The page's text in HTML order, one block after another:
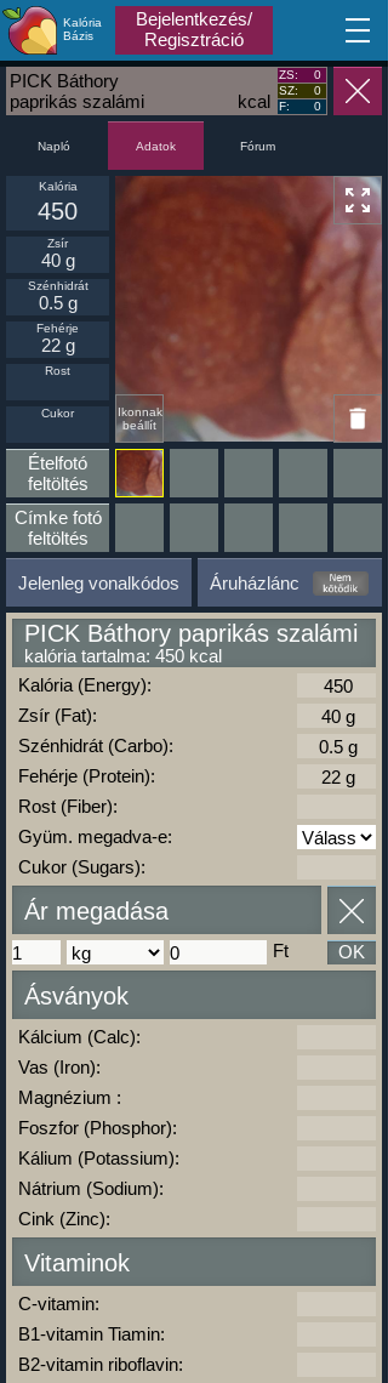
Kalória
Bázis
Bejelentkezés/
Regisztráció
MA
kcal
PICK Báthory
paprikás szalámi
ZS:
0
SZ:
0
F:
0
Napló Adatok Fórum
Ikonnak
beállít
Kalória
450
Zsír
40 g
Szénhidrát
0.5 g
Fehérje
22 g
Rost
Cukor
Ételfotó
feltöltés
Címke fotó
feltöltés
Jelenleg vonalkódos Áruházlánc
PICK Báthory paprikás szalámi
kalória tartalma: 450 kcal
Kalória (Energy):
Zsír (Fat):
Szénhidrát (Carbo):
Fehérje (Protein):
Rost (Fiber):
Gyüm. megadva-e:
Cukor (Sugars):
Ár megadása
Ft OK
Ásványok
Kálcium (Calc):
Vas (Iron):
Magnézium :
Foszfor (Phosphor):
Kálium (Potassium):
Nátrium (Sodium):
Cink (Zinc):
Vitaminok
C-vitamin:
B1-vitamin Tiamin:
B2-vitamin riboflavin: